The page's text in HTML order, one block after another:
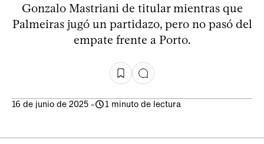
Gonzalo Mastriani de titular mientras que
Palmeiras jugó un partidazo, pero no pasó del
empate frente a Porto.
16 de junio de 2025 - 1 minuto de lectura